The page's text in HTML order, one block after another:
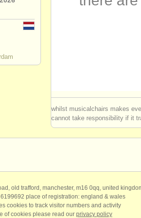
gestohlene
whilst musicalchairs makes
cannot take responsibility if it
old trafford, manchester, m16 0qq, united
place of registration: england & wales
cookies to track visitor numbers and activity
of cookies please read our privacy policy